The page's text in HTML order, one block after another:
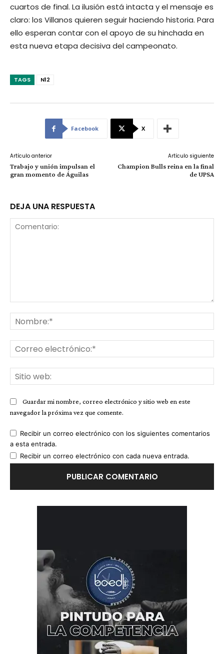
cuartos de final. La ilusión está intacta y el mensaje es
claro: los Villanos quieren seguir haciendo historia. Para
ello esperan contar con el apoyo de su hinchada en
esta nueva etapa decisiva del campeonato.
TAGS N12
Facebook X
Artículo anterior
Trabajo y unión impulsan el
gran momento de Águilas
Artículo siguiente
Champion Bulls reina en la final
de UPSA
DEJA UNA RESPUESTA
Guardar mi nombre, correo electrónico y sitio web en este
navegador la próxima vez que comente.
Recibir un correo electrónico con los siguientes comentarios
a esta entrada.
Recibir un correo electrónico con cada nueva entrada.